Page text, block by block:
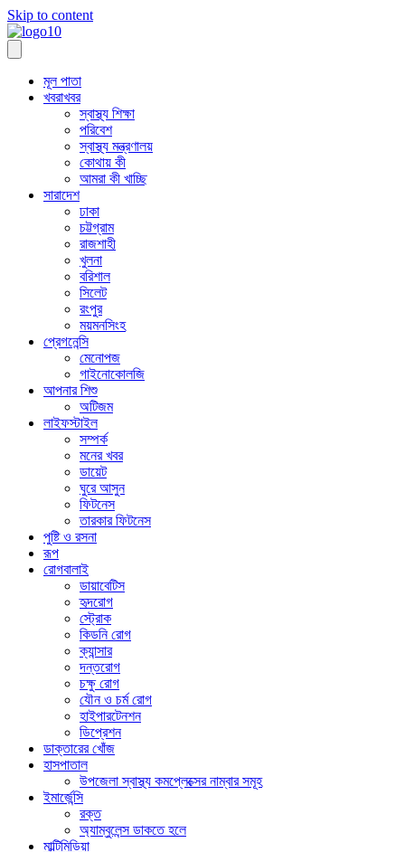
Skip to content
মূল পাতা
খবরাখবর
স্বাস্থ্য শিক্ষা
পরিবেশ
স্বাস্থ্য মন্ত্রণালয়
কোথায় কী
আমরা কী খাচ্ছি
সারাদেশ
ঢাকা
চট্টগ্রাম
রাজশাহী
খুলনা
বরিশাল
সিলেট
রংপুর
ময়মনসিংহ
প্রেগনেন্সি
মেনোপজ
গাইনোকোলজি
আপনার শিশু
অটিজম
লাইফস্টাইল
সম্পর্ক
মনের খবর
ডায়েট
ঘুরে আসুন
ফিটনেস
তারকার ফিটনেস
পুষ্টি ও রসনা
রূপ
রোগবালাই
ডায়াবেটিস
হৃদরোগ
স্ট্রোক
কিডনি রোগ
ক্যান্সার
দন্তরোগ
চক্ষু রোগ
যৌন ও চর্ম রোগ
হাইপারটেনশন
ডিপ্রেশন
ডাক্তারের খোঁজ
হাসপাতাল
উপজেলা স্বাস্থ্য কমপ্লেক্সের নাম্বার সমূহ
ইমার্জেন্সি
রক্ত
অ্যাম্বুলেন্স ডাকতে হলে
মাল্টিমিডিয়া